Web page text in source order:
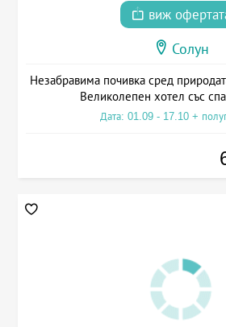
виж
Солун
Незабравима почивка сред
Великолепен хотел със
Дата: 01.09 - 17.10 +